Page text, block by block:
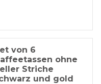
von 6
ohne
Striche
und gold